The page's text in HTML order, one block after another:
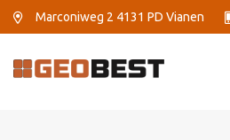
Marconiweg 2 4131 PD Vianen